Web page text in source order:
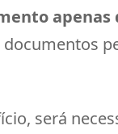
apenas
será